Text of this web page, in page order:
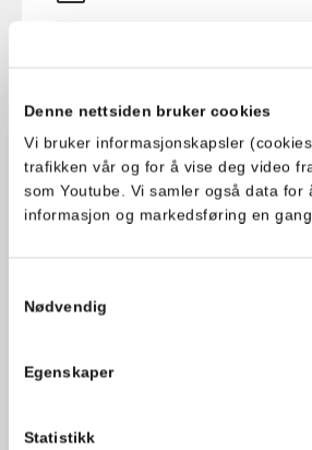
Denne nettsiden bruker cookies
Vi bruker informasjonskapsler
trafikken vår og for å vise deg video
som Youtube. Vi samler også data for
informasjon og markedsføring en
Nødvendig
Egenskaper
Statistikk
croissanter? Du finner
croissanter i de fleste
og da får du rykende